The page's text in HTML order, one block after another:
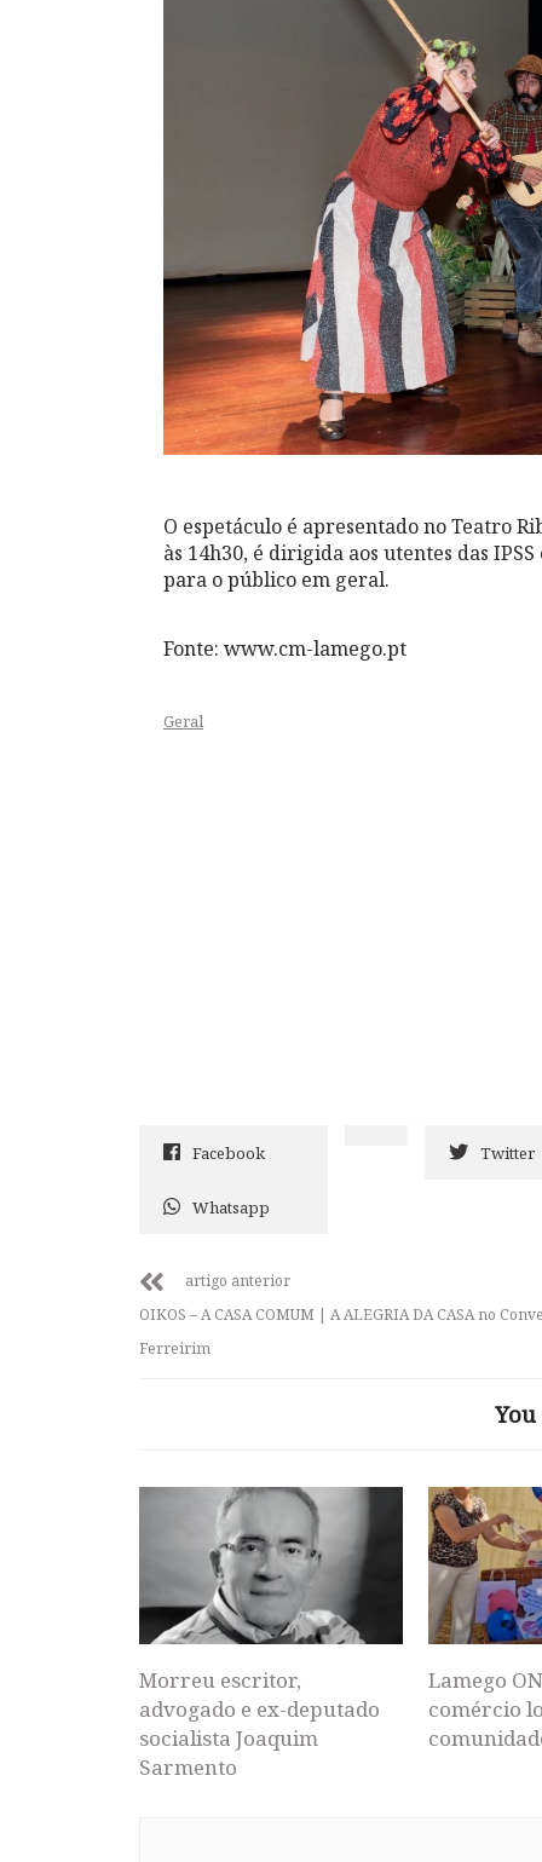
O espetáculo é apresentado no Teatro
às 14h30, é dirigida aos utentes das
para o público em geral.
Fonte: www.cm-lamego.pt
Geral
Facebook Twitter
Whatsapp
artigo anterior
OIKOS – A CASA COMUM | A ALEGRIA DA CASA no
Ferreirim
Morreu escritor,
advogado e ex-deputado
socialista Joaquim
Sarmento
Lamego
comércio